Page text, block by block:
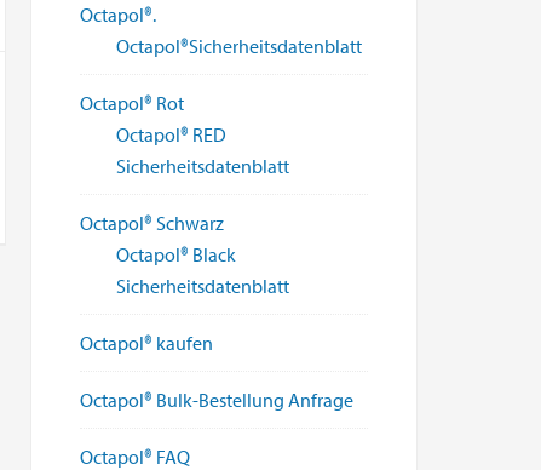
Octapol®.
Octapol®Sicherheitsdatenblatt
Octapol® Rot
Octapol® RED
Sicherheitsdatenblatt
Octapol® Schwarz
Octapol® Black
Sicherheitsdatenblatt
Octapol® kaufen
Octapol® Bulk-Bestellung Anfrage
Octapol® FAQ